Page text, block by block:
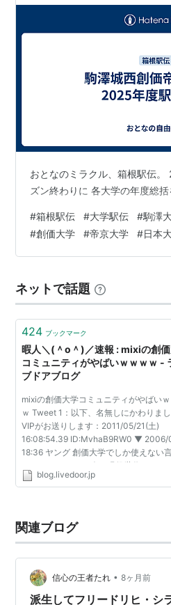
*1:http://www.soka.ac.jp/
他大学を退官された有名教
おとなのミラクル、箱根駅伝
ズン終わりに 各大学の年度総括
#箱根駅伝 #大学駅伝 #駒澤
#創価大学 #帝京大学 #日本
ネットで話題
424 ブックマーク
暇人＼(＾o＾)／速報 : mixiの創
コミュニティがやばいｗｗｗｗ -
ブドアブログ
mixiの創価大学コミュニティがやばいｗ
ｗ Tweet 1：以下、名無しにかわりま
VIPがお送りします：2011/05/21(土)
16:08:54.39 ID:MvhaB9RW0 ▼ 2006/
18:36 ヤング 創価大学でしか使えない
てありますよね。 今の現役世代だとキ
（いっぱいいっぱいになる）とか 何事
blog.livedoor.jp
関連ブログ
信心の王者たれ • 8ヶ月前
派生してフリードリヒ・シ